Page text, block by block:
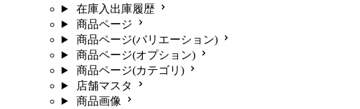
在庫入出庫履歴
商品ページ
商品ページ(バリエーション)
商品ページ(オプション)
商品ページ(カテゴリ)
店舗マスタ
商品画像